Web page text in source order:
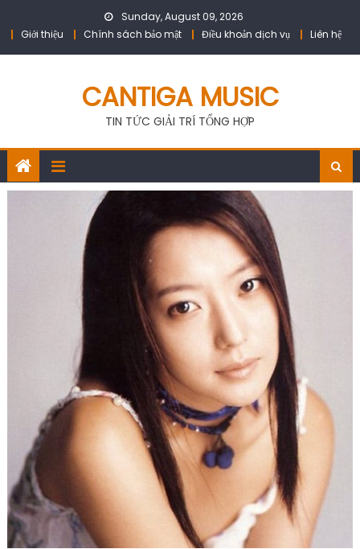
Sunday, August 09, 2026
Giới thiệu
Chính sách bảo mật Điều khoản dịch vụ Liên hệ
CANTIGA MUSIC
TIN TỨC GIẢI TRÍ TỔNG HỢP